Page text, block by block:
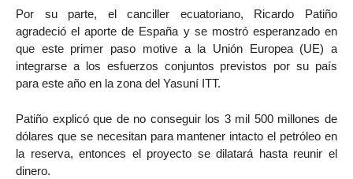
Por su parte, el canciller ecuatoriano, Ricardo Patiño
agradeció el aporte de España y se mostró esperanzado en
que este primer paso motive a la Unión Europea (UE) a
integrarse a los esfuerzos conjuntos previstos por su país
para este año en la zona del Yasuní ITT.
Patiño explicó que de no conseguir los 3 mil 500 millones de
dólares que se necesitan para mantener intacto el petróleo en
la reserva, entonces el proyecto se dilatará hasta reunir el
dinero.